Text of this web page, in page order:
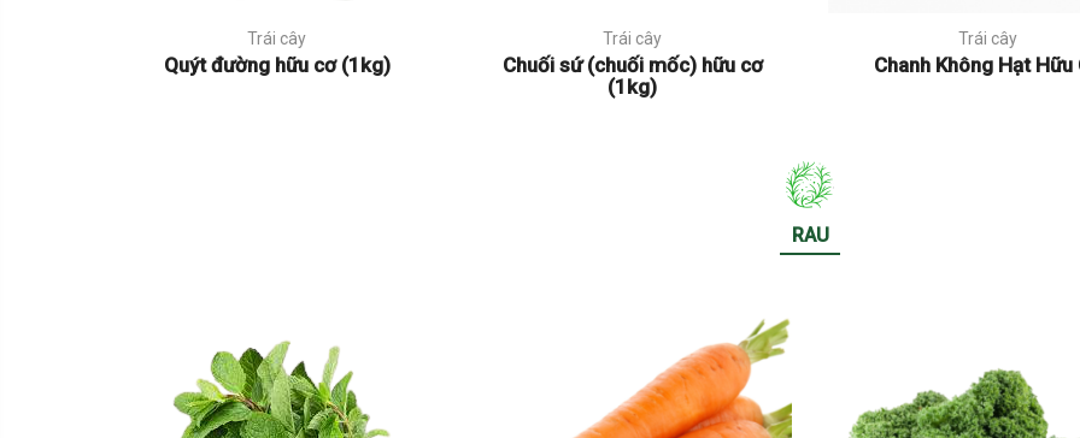
Trái cây
Quýt đường hữu cơ (1kg)
Trái cây
Chuối sứ (chuối mốc) hữu cơ
(1kg)
Trái cây
Chanh Không Hạt Hữu
RAU